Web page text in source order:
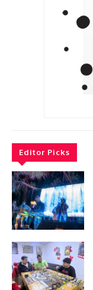
Editor Picks